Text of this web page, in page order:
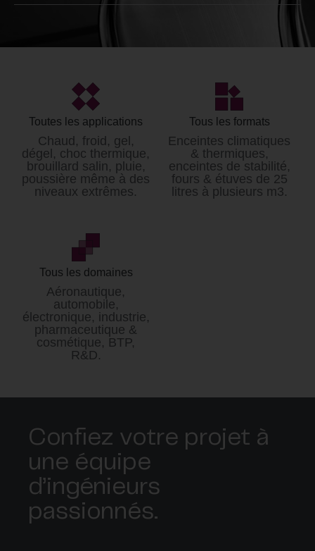
Toutes les applications
Chaud, froid, gel,
dégel, choc thermique,
brouillard salin, pluie,
poussière même à des
niveaux extrêmes.
Tous les formats
Enceintes climatiques
& thermiques,
enceintes de stabilité,
fours & étuves de 25
litres à plusieurs m3.
Tous les domaines
Aéronautique,
automobile,
électronique, industrie,
pharmaceutique &
cosmétique, BTP,
R&D.
Confiez votre projet à
une équipe
d’ingénieurs
passionnés.
Générateur climatique
*Données non contractuelles et modifiables sans
préavis.
Tarifs hors prestation de livraison et mise en service.